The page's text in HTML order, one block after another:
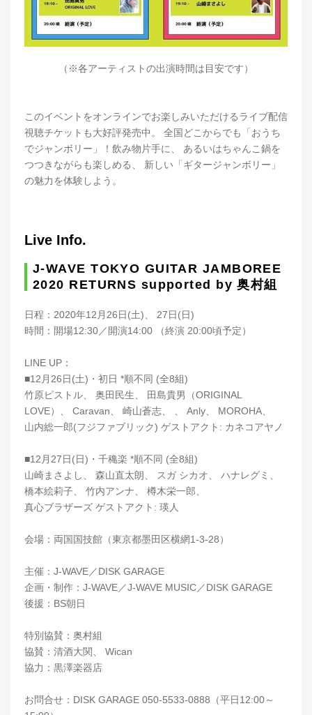
（※各アーティストの出演時間は目安です）
このイベントをオンラインでお楽しみいただけるライブ配信
視聴チケットも大好評発売中。 全国どこからでも「おうち
でジャンボリー」！飲み物片手に、 あるいはちゃんこ鍋を
つつきながらも楽しめる、 新しい「ギタージャンボリー」
の魅力を体験しよう。
Live Info.
J-WAVE TOKYO GUITAR JAMBOREE
2020 RETURNS supported by 奥村組
日程：2020年12月26日(土)、 27日(日)
時間：開場12:30／開演14:00 （終演 20:00頃予定）
LINE UP：
■12月26日(土)・初日 *順不同 (全8組)
竹原ピストル、 奥田民生、 田島貴男（ORIGINAL
LOVE）、 Caravan、 崎山蒼志、 、 Anly、 MOROHA、
山内総一郎(フジファブリック) ゲストアクト: カネコアヤノ
■12月27日(日)・千穐楽 *順不同 (全8組)
山崎まさよし、 森山直太朗、 スガ シカオ、 ハナレグミ、
橋本絵莉子、 竹内アンナ、 樽木栄一郎、
真心ブラザーズ ゲストアクト: 瑛人
会場：両国国技館（東京都墨田区横網1-3-28）
主催：J-WAVE／DISK GARAGE
企画・制作：J-WAVE／J-WAVE MUSIC／DISK GARAGE
後援：BS朝日
特別協賛：奥村組
協賛：清酒大関、 Wican
協力：黒澤楽器店
お問合せ：DISK GARAGE 050-5533-0888（平日12:00～